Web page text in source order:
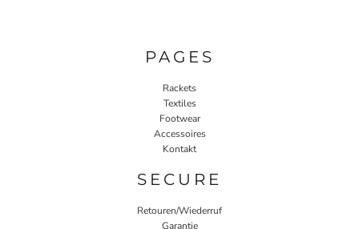
PAGES
Rackets
Textiles
Footwear
Accessoires
Kontakt
SECURE
Retouren/Wiederruf
Garantie